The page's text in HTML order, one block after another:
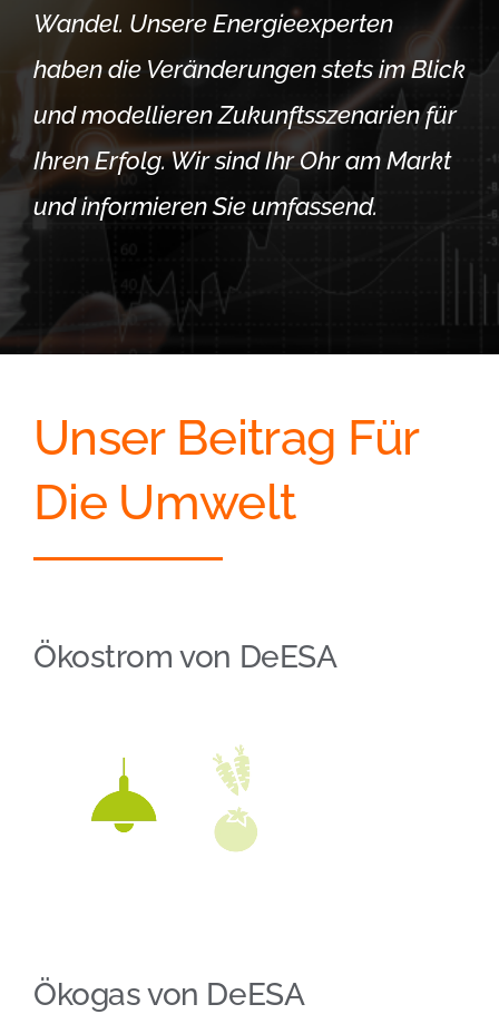
Wandel. Unsere Energieexperten
haben die Veränderungen stets im Blick
und modellieren Zukunftsszenarien für
Ihren Erfolg. Wir sind Ihr Ohr am Markt
und informieren Sie umfassend.
Unser Beitrag Für
Die Umwelt
Ökostrom von DeESA
Ökogas von DeESA